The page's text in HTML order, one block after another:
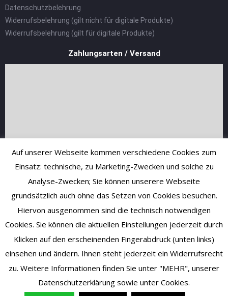
Datenschutzbelehrung
Widerrufsbelehrung (gilt nicht für digitale Produkte)
Widerrufsbelehrung (gilt für digitale Produkte)
Zahlungsarten / Versand
Auf unserer Webseite kommen verschiedene Cookies zum
Einsatz: technische, zu Marketing-Zwecken und solche zu
Analyse-Zwecken; Sie können unserere Webseite
grundsätzlich auch ohne das Setzen von Cookies besuchen.
Hiervon ausgenommen sind die technisch notwendigen
Cookies. Sie können die aktuellen Einstellungen jederzeit durch
Klicken auf den erscheinenden Fingerabdruck (unten links)
einsehen und ändern. Ihnen steht jederzeit ein Widerrufsrecht
zu. Weitere Informationen finden Sie unter "MEHR", unserer
Datenschutzerklärung sowie unter Cookies.